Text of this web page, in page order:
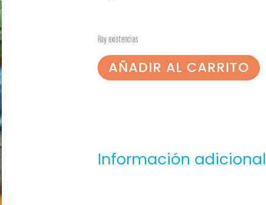
Hay existencias
AÑADIR AL CARRITO
Información adicional